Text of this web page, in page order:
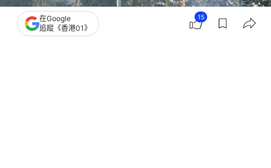
在Google
追蹤《香港01》
15